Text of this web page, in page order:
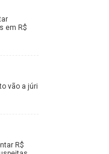
em R$
vão a júri
R$